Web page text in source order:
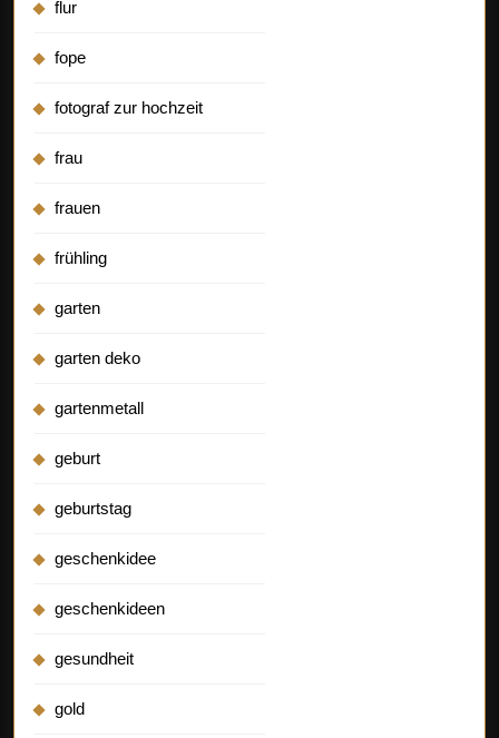
flur
fope
fotograf zur hochzeit
frau
frauen
frühling
garten
garten deko
gartenmetall
geburt
geburtstag
geschenkidee
geschenkideen
gesundheit
gold